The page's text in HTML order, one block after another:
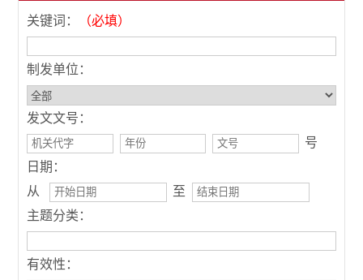
关键词： （必填）
制发单位：
发文文号：
号
日期：
从
至
主题分类：
有效性：